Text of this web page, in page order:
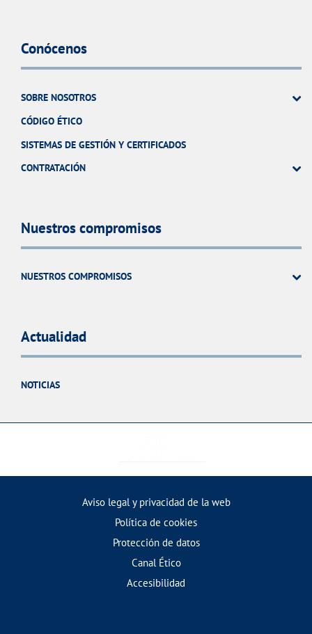
Conócenos
SOBRE NOSOTROS
CÓDIGO ÉTICO
SISTEMAS DE GESTIÓN Y CERTIFICADOS
CONTRATACIÓN
Nuestros compromisos
NUESTROS COMPROMISOS
Actualidad
NOTICIAS
Aviso legal y privacidad de la web
Política de cookies
Protección de datos
Canal Ético
Accesibilidad